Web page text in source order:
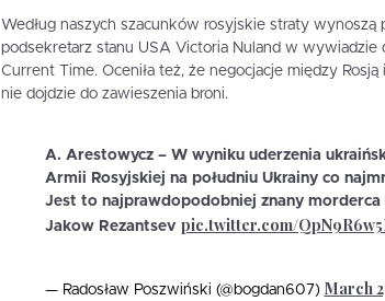
Według naszych szacunków rosyjskie straty wynoszą
podsekretarz stanu USA Victoria Nuland w wywiadzie
Current Time. Oceniła też, że negocjacje między
nie dojdzie do zawieszenia broni.
A. Arestowycz – W wyniku uderzenia
Armii Rosyjskiej na południu Ukrainy co
Jest to najprawdopodobniej znany
Jakow Rezantsev pic.twitter.com/
— Radosław Poszwiński (@bogdan607) March